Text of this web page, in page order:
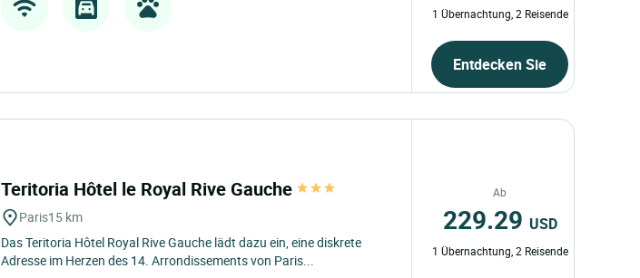
1 Übernachtung, 2 Reisende
Entdecken Sie
Teritoria Hôtel le Royal Rive Gauche
Paris15 km
Das Teritoria Hôtel Royal Rive Gauche lädt dazu ein, eine diskrete
Adresse im Herzen des 14. Arrondissements von Paris...
Ab
229.29 USD
1 Übernachtung, 2 Reisende